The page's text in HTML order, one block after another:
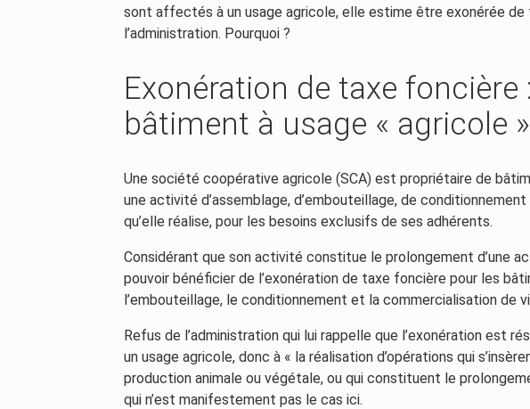
sont affectés à un usage agricole, elle estime être exonérée de
l’administration. Pourquoi ?
Exonération de taxe foncière
bâtiment à usage « agricole
Une société coopérative agricole (SCA) est propriétaire de
une activité d’assemblage, d’embouteillage, de
qu’elle réalise, pour les besoins exclusifs de ses adhérents.
Considérant que son activité constitue le prolongement d’une
pouvoir bénéficier de l’exonération de taxe foncière pour les
l’embouteillage, le conditionnement et la commercialisation de
Refus de l’administration qui lui rappelle que l’exonération est
un usage agricole, donc à « la réalisation d’opérations qui
production animale ou végétale, ou qui constituent le
qui n’est manifestement pas le cas ici.